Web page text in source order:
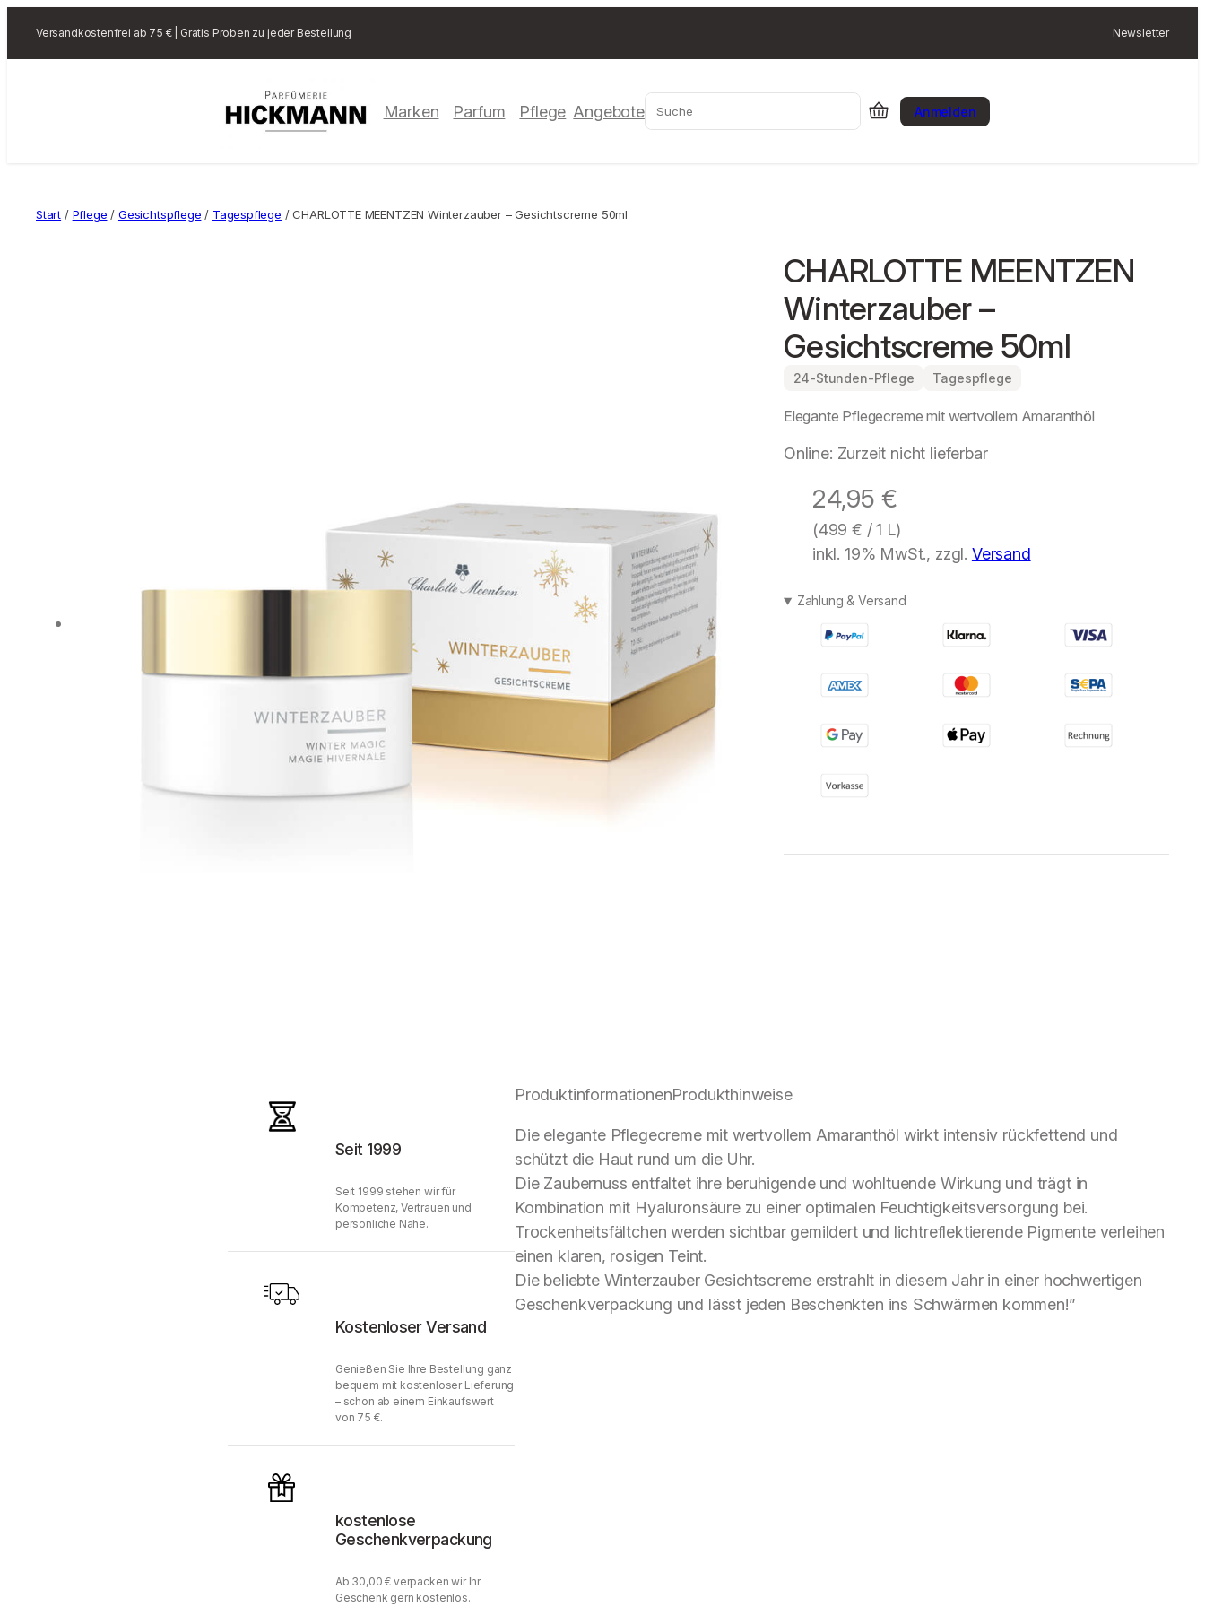
Versandkostenfrei ab 75 € | Gratis Proben zu jeder Bestellung Newsletter
Marken Parfum Pflege Angebote Suchen Anmelden
Start / Pflege / Gesichtspflege / Tagespflege / CHARLOTTE MEENTZEN Winterzauber – Gesichtscreme 50ml
CHARLOTTE MEENTZEN
Winterzauber –
Gesichtscreme 50ml
24-Stunden-Pflege Tagespflege
Elegante Pflegecreme mit wertvollem Amaranthöl
Online: Zurzeit nicht lieferbar
24,95 €
(499€ / 1 L)
inkl. 19% MwSt., zzgl. Versand
Zahlung & Versand
ProduktinformationenProdukthinweise
Die elegante Pflegecreme mit wertvollem Amaranthöl wirkt intensiv rückfettend und
schützt die Haut rund um die Uhr.
Die Zaubernuss entfaltet ihre beruhigende und wohltuende Wirkung und trägt in
Kombination mit Hyaluronsäure zu einer optimalen Feuchtigkeitsversorgung bei.
Trockenheitsfältchen werden sichtbar gemildert und lichtreflektierende Pigmente verleihen
einen klaren, rosigen Teint.
Die beliebte Winterzauber Gesichtscreme erstrahlt in diesem Jahr in einer hochwertigen
Geschenkverpackung und lässt jeden Beschenkten ins Schwärmen kommen!”
Seit 1999
Seit 1999 stehen wir für
Kompetenz, Vertrauen und
persönliche Nähe.
Kostenloser Versand
Genießen Sie Ihre Bestellung ganz
bequem mit kostenloser Lieferung
– schon ab einem Einkaufswert
von 75 €.
kostenlose
Geschenkverpackung
Ab 30,00 € verpacken wir Ihr
Geschenk gern kostenlos.